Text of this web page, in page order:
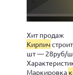
Хит продаж
Кирпич
шт — 28руб/
Маркировка